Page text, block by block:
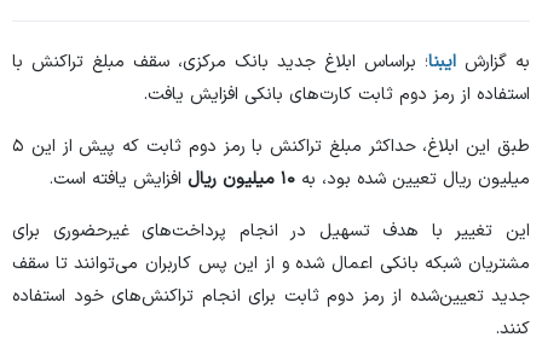
به گزارش ایبنا؛ براساس ابلاغ جدید بانک مرکزی، سقف مبلغ تراکنش با
استفاده از رمز دوم ثابت کارت‌های بانکی افزایش یافت.
طبق این ابلاغ، حداکثر مبلغ تراکنش با رمز دوم ثابت که پیش از این ۵
میلیون ریال تعیین شده بود، به
افزایش یافته است.
این تغییر با هدف تسهیل در انجام پرداخت‌های غیرحضوری برای
مشتریان شبکه بانکی اعمال شده و از این پس کاربران می‌توانند تا سقف
جدید تعیین‌شده از رمز دوم ثابت برای انجام تراکنش‌های خود استفاده
کنند.